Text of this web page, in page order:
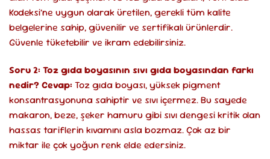
Kodeksi’ne uygun olarak üretilen, gerekli tüm kalite
belgelerine sahip, güvenilir ve sertifikalı ürünlerdir.
Güvenle tüketebilir ve ikram edebilirsiniz.
Soru 2: Toz gıda boyasının sıvı gıda boyasından farkı
nedir?Cevap:Toz gıda boyası, yüksek pigment
konsantrasyonuna sahiptir ve sıvı içermez. Bu sayede
makaron, beze, şeker hamuru gibi sıvı dengesi kritik olan
hassas tariflerin kıvamını asla bozmaz. Çok az bir
miktar ile çok yoğun renk elde edersiniz.